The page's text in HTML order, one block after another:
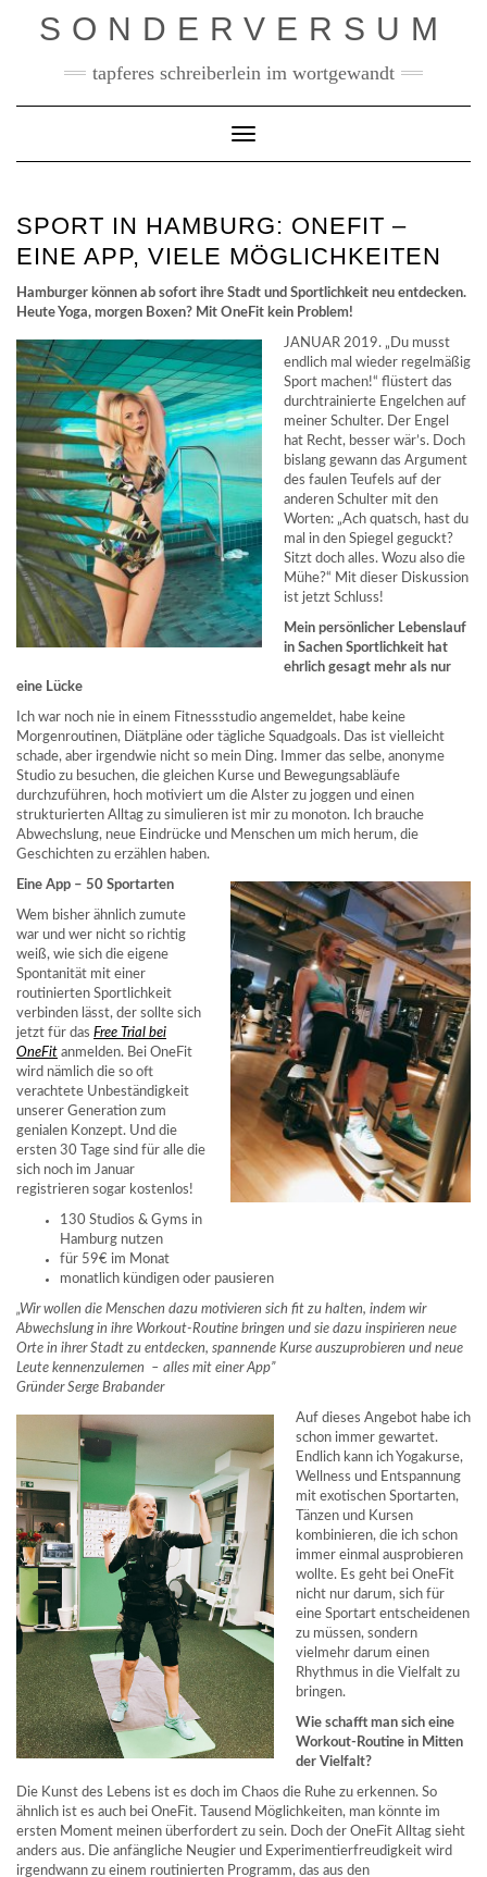
SONDERVERSUM
tapferes schreiberlein im wortgewandt
Toggle Navigation
SPORT IN HAMBURG: ONEFIT –
EINE APP, VIELE MÖGLICHKEITEN
Hamburger können ab sofort ihre Stadt und Sportlichkeit neu entdecken.
Heute Yoga, morgen Boxen? Mit OneFit kein Problem!
JANUAR 2019. „Du musst
endlich mal wieder regelmäßig
Sport machen!“ flüstert das
durchtrainierte Engelchen auf
meiner Schulter. Der Engel
hat Recht, besser wär’s. Doch
bislang gewann das Argument
des faulen Teufels auf der
anderen Schulter mit den
Worten: „Ach quatsch, hast du
mal in den Spiegel geguckt?
Sitzt doch alles. Wozu also die
Mühe?“ Mit dieser Diskussion
ist jetzt Schluss!
Mein persönlicher Lebenslauf
in Sachen Sportlichkeit hat
ehrlich gesagt mehr als nur
eine Lücke
Ich war noch nie in einem Fitnessstudio angemeldet, habe keine
Morgenroutinen, Diätpläne oder tägliche Squadgoals. Das ist vielleicht
schade, aber irgendwie nicht so mein Ding. Immer das selbe, anonyme
Studio zu besuchen, die gleichen Kurse und Bewegungsabläufe
durchzuführen, hoch motiviert um die Alster zu joggen und einen
strukturierten Alltag zu simulieren ist mir zu monoton. Ich brauche
Abwechslung, neue Eindrücke und Menschen um mich herum, die
Geschichten zu erzählen haben.
Eine App – 50 Sportarten
Wem bisher ähnlich zumute
war und wer nicht so richtig
weiß, wie sich die eigene
Spontanität mit einer
routinierten Sportlichkeit
verbinden lässt, der sollte sich
jetzt für das Free Trial bei
OneFit anmelden. Bei OneFit
wird nämlich die so oft
verachtete Unbeständigkeit
unserer Generation zum
genialen Konzept. Und die
ersten 30 Tage sind für alle die
sich noch im Januar
registrieren sogar kostenlos!
130 Studios & Gyms in
Hamburg nutzen
für 59€ im Monat
monatlich kündigen oder pausieren
„Wir wollen die Menschen dazu motivieren sich fit zu halten, indem wir
Abwechslung in ihre Workout-Routine bringen und sie dazu inspirieren neue
Orte in ihrer Stadt zu entdecken, spannende Kurse auszuprobieren und neue
Leute kennenzulernen – alles mit einer App”
Gründer Serge Brabander
Auf dieses Angebot habe ich
schon immer gewartet.
Endlich kann ich Yogakurse,
Wellness und Entspannung
mit exotischen Sportarten,
Tänzen und Kursen
kombinieren, die ich schon
immer einmal ausprobieren
wollte. Es geht bei OneFit
nicht nur darum, sich für
eine Sportart entscheidenen
zu müssen, sondern
vielmehr darum einen
Rhythmus in die Vielfalt zu
bringen.
Wie schafft man sich eine
Workout-Routine in Mitten
der Vielfalt?
Die Kunst des Lebens ist es doch im Chaos die Ruhe zu erkennen. So
ähnlich ist es auch bei OneFit. Tausend Möglichkeiten, man könnte im
ersten Moment meinen überfordert zu sein. Doch der OneFit Alltag sieht
anders aus. Die anfängliche Neugier und Experimentierfreudigkeit wird
irgendwann zu einem routinierten Programm, das aus den